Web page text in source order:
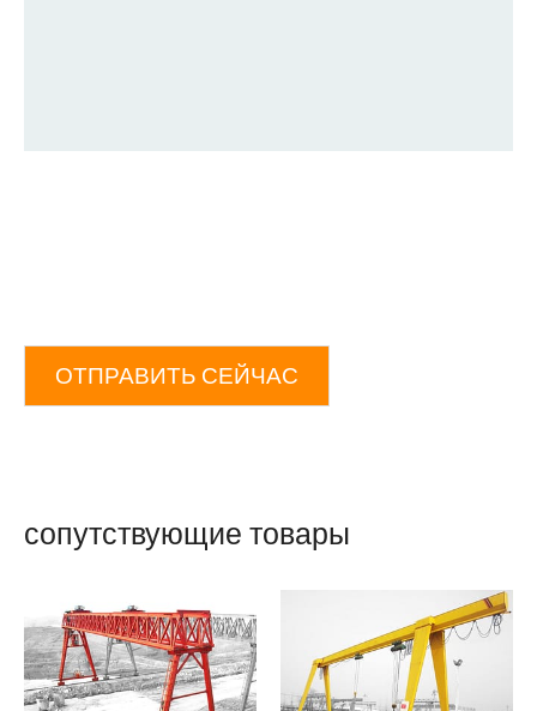
ОТПРАВИТЬ СЕЙЧАС
сопутствующие товары